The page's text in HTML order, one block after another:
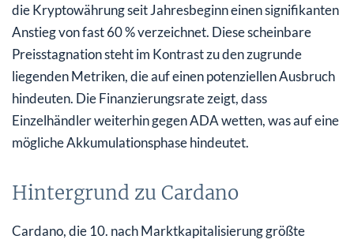
die Kryptowährung seit Jahresbeginn einen signifikanten
Anstieg von fast 60 % verzeichnet. Diese scheinbare
Preisstagnation steht im Kontrast zu den zugrunde
liegenden Metriken, die auf einen potenziellen Ausbruch
hindeuten. Die Finanzierungsrate zeigt, dass
Einzelhändler weiterhin gegen ADA wetten, was auf eine
mögliche Akkumulationsphase hindeutet.
Hintergrund zu Cardano
Cardano, die 10. nach Marktkapitalisierung größte